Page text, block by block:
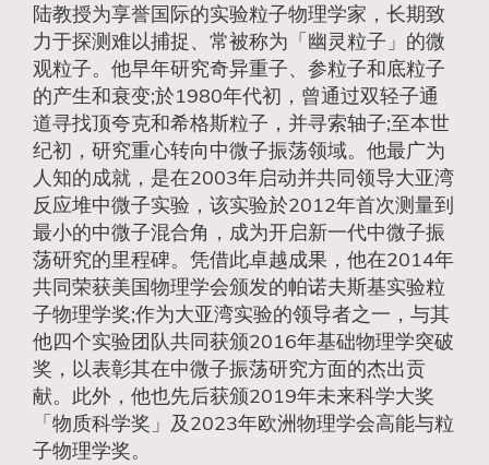
陆教授为享誉国际的实验粒子物理学家，长期致
力于探测难以捕捉、常被称为「幽灵粒子」的微
观粒子。他早年研究奇异重子、参粒子和底粒子
的产生和衰变;於1980年代初，曾通过双轻子通
道寻找顶夸克和希格斯粒子，并寻索轴子;至本世
纪初，研究重心转向中微子振荡领域。他最广为
人知的成就，是在2003年启动并共同领导大亚湾
反应堆中微子实验，该实验於2012年首次测量到
最小的中微子混合角，成为开启新一代中微子振
荡研究的里程碑。凭借此卓越成果，他在2014年
共同荣获美国物理学会颁发的帕诺夫斯基实验粒
子物理学奖;作为大亚湾实验的领导者之一，与其
他四个实验团队共同获颁2016年基础物理学突破
奖，以表彰其在中微子振荡研究方面的杰出贡
献。此外，他也先后获颁2019年未来科学大奖
「物质科学奖」及2023年欧洲物理学会高能与粒
子物理学奖。